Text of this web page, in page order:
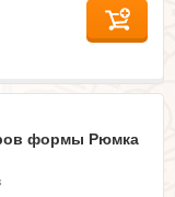
формы Рюмка